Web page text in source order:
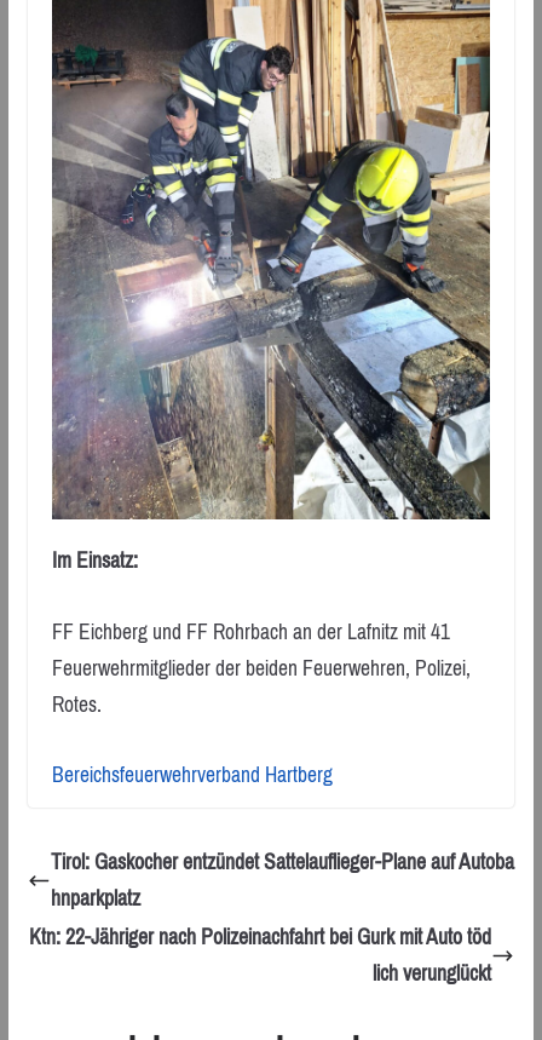
Im Einsatz:
FF Eichberg und FF Rohrbach an der Lafnitz mit 41
Feuerwehrmitglieder der beiden Feuerwehren, Polizei,
Rotes.
Bereichsfeuerwehrverband Hartberg
Tirol: Gaskocher entzündet Sattelauflieger-Plane auf Autoba
hnparkplatz
Ktn: 22-Jähriger nach Polizeinachfahrt bei Gurk mit Auto töd
lich verunglückt